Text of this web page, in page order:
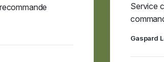
Service
Gaspard